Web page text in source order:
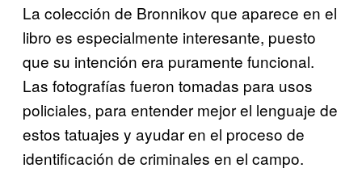
La colección de Bronnikov que aparece en el
libro es especialmente interesante, puesto
que su intención era puramente funcional.
Las fotografías fueron tomadas para usos
policiales, para entender mejor el lenguaje de
estos tatuajes y ayudar en el proceso de
identificación de criminales en el campo.